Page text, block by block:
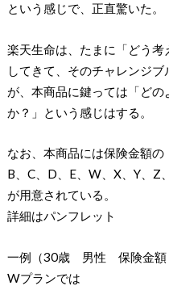
という感じで、正直驚いた。
楽天生命は、たまに「どう
してきて、そのチャレンジ
が、本商品に鍵っては「ど
か？」という感じはする。
なお、本商品には保険金額の
B、C、D、E、W、X、Y、Z
が用意されている。
詳細はパンフレット
一例（30歳 男性 保険金額
Wプランでは